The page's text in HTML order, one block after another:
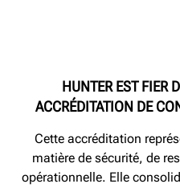
HUNTER EST FIER
ACCRÉDITATION DE
Cette accréditation
matière de sécurité, de
opérationnelle. Elle